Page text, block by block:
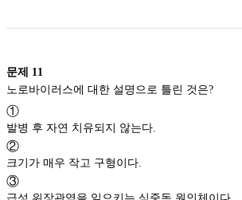
문제 11
노로바이러스에 대한 설명으로 틀린 것은?
①
발병 후 자연 치유되지 않는다.
②
크기가 매우 작고 구형이다.
③